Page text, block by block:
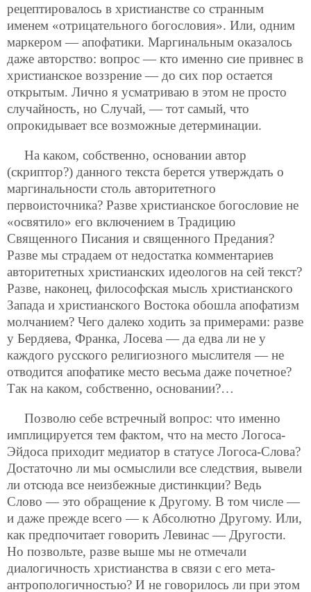
рецептировалось в христианстве со странным
именем «отрицательного богословия». Или, одним
маркером — апофатики. Маргинальным оказалось
даже авторство: вопрос — кто именно сие привнес в
христианское воззрение — до сих пор остается
открытым. Лично я усматриваю в этом не просто
случайность, но Случай, — тот самый, что
опрокидывает все возможные детерминации.
На каком, собственно, основании автор
(скриптор?) данного текста берется утверждать о
маргинальности столь авторитетного
первоисточника? Разве христианское богословие не
«освятило» его включением в Традицию
Священного Писания и священного Предания?
Разве мы страдаем от недостатка комментариев
авторитетных христианских идеологов на сей текст?
Разве, наконец, философская мысль христианского
Запада и христианского Востока обошла апофатизм
молчанием? Чего далеко ходить за примерами: разве
у Бердяева, Франка, Лосева — да едва ли не у
каждого русского религиозного мыслителя — не
отводится апофатике место весьма даже почетное?
Так на каком, собственно, основании?…
Позволю себе встречный вопрос: что именно
имплицируется тем фактом, что на место Логоса-
Эйдоса приходит медиатор в статусе Логоса-Слова?
Достаточно ли мы осмыслили все следствия, вывели
ли отсюда все неизбежные дистинкции? Ведь
Слово — это обращение к Другому. В том числе —
и даже прежде всего — к Абсолютно Другому. Или,
как предпочитает говорить Левинас — Другости.
Но позвольте, разве выше мы не отмечали
диалогичность христианства в связи с его мета-
антропологичностью? И не говорилось ли при этом